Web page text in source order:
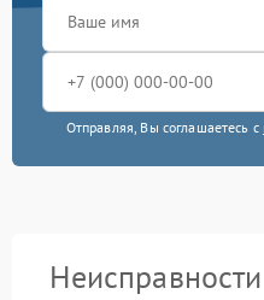
Отправляя, Вы соглашаетесь с